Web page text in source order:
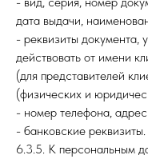
дата выдачи,
- реквизиты документа,
действовать от имени
(для представителей
(физических и
- номер телефона,
- банковские реквизиты.
6.3.5. К персональным